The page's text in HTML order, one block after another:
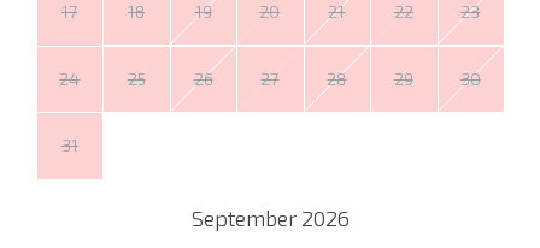
17 18 19 20 21 22 23
24 25 26 27 28 29 30
31
September 2026